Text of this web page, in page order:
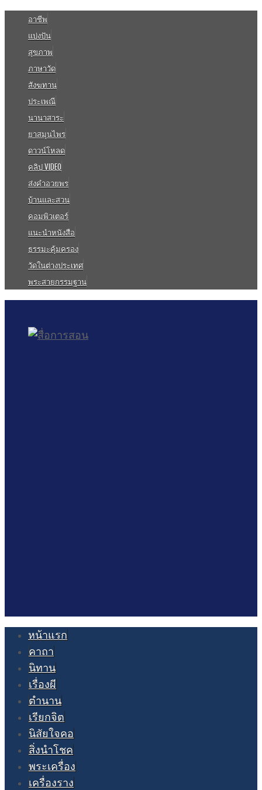
อาชีพ
แบ่งปัน
สุขภาพ
ภาษาวัด
สังฆทาน
ประเพณี
นานาสาระ
ยาสมุนไพร
ดาวน์โหลด
คลิป VIDEO
ส่งคำอวยพร
บ้านและสวน
คอมพิวเตอร์
แนะนำหนังสือ
ธรรมะคุ้มครอง
วัดในต่างประเทศ
พระสายกรรมฐาน
หน้าแรก
คาถา
นิทาน
เรื่องผี
ตำนาน
เรียกจิต
นิสัยใจคอ
สิ่งนำโชค
พระเครื่อง
เครื่องราง